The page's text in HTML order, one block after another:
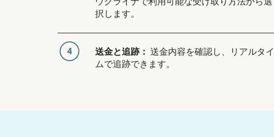
ウクライナで利用可能な受け取り方法から選
択します。
4 送金と追跡：
送金内容を確認し、リアルタイ
ムで追跡できます。